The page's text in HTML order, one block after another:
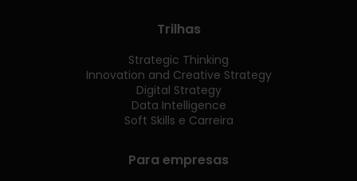
Trilhas
Strategic Thinking
Innovation and Creative Strategy
Digital Strategy
Data Intelligence
Soft Skills e Carreira
Para empresas